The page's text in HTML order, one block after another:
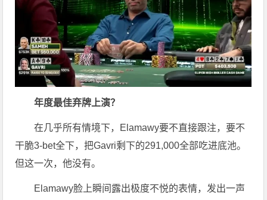
年度最佳弃牌上演？
在几乎所有情境下，Elamawy要不直接跟注，要不
干脆3-bet全下，把Gavri剩下的291,000全部吃进底池。
但这一次，他没有。
Elamawy脸上瞬间露出极度不悦的表情，发出一声